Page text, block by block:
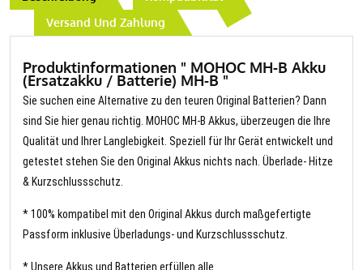
Versand Und Zahlung
Produktinformationen " MOHOC MH-B Akku
(Ersatzakku / Batterie) MH-B "
Sie suchen eine Alternative zu den teuren Original Batterien? Dann
sind Sie hier genau richtig. MOHOC MH-B Akkus, überzeugen die Ihre
Qualität und Ihrer Langlebigkeit. Speziell für Ihr Gerät entwickelt und
getestet stehen Sie den Original Akkus nichts nach. Überlade- Hitze
& Kurzschlussschutz.
* 100% kompatibel mit den Original Akkus durch maßgefertigte
Passform inklusive Überladungs- und Kurzschlussschutz.
* Unsere Akkus und Batterien erfüllen alle